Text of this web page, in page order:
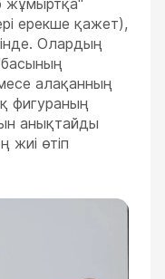
ерекше қажет),
Олардың
алақанның
фигураның
анықтайды
өтіп